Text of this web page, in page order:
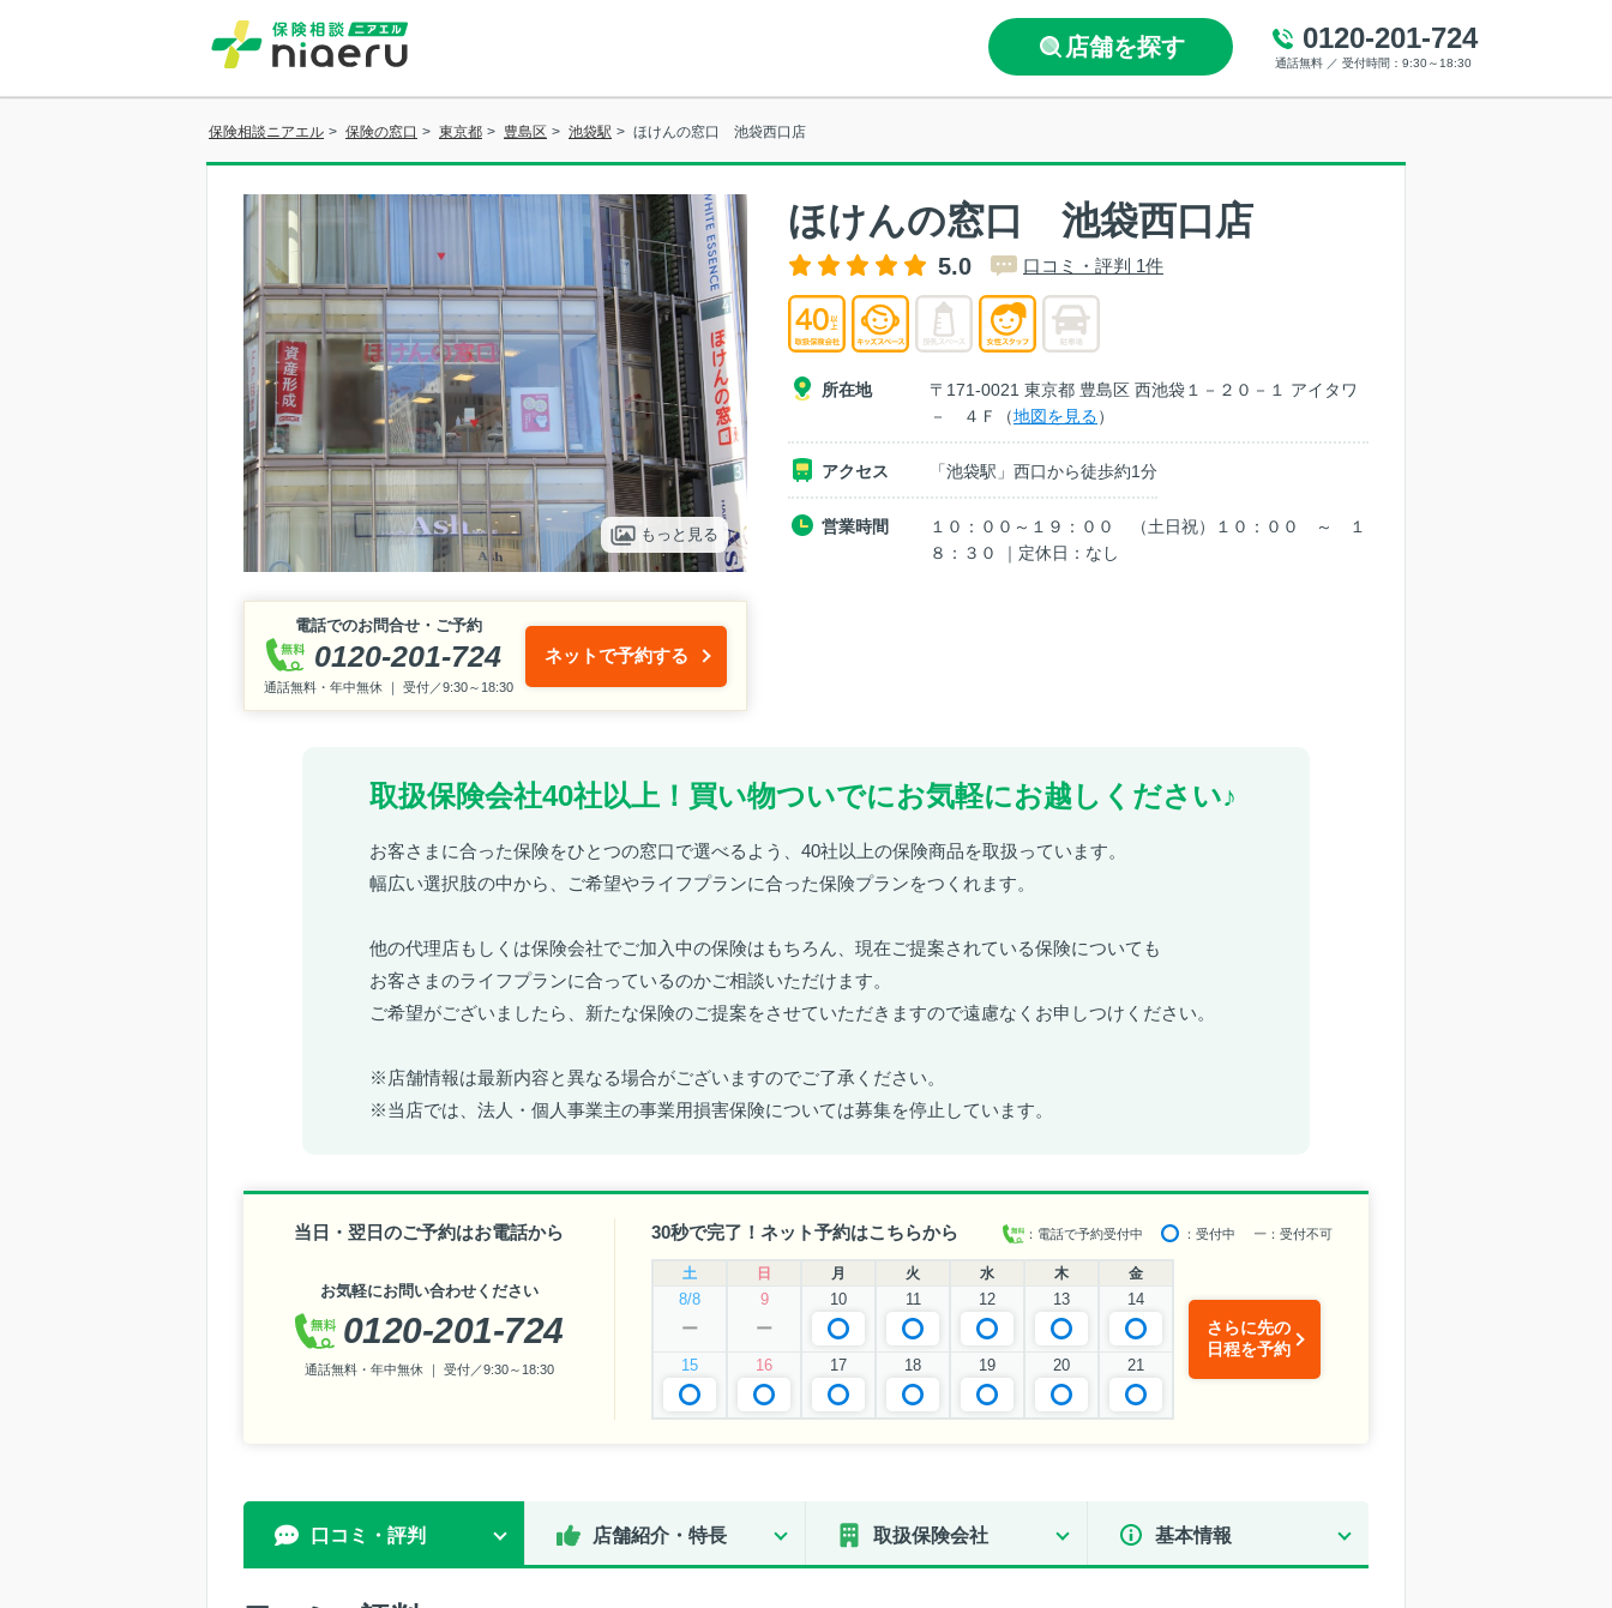
店舗を探す 0120-201-724
通話無料 ／ 受付時間：9:30～18:30
保険相談ニアエル > 保険の窓口 > 東京都 > 豊島区 > 池袋駅 > ほけんの窓口 池袋西口店
もっと見る
電話でのお問合せ・ご予約
0120-201-724
通話無料・年中無休 ｜ 受付／9:30～18:30
ネットで予約する
ほけんの窓口 池袋西口店
5.0 口コミ・評判 1件
所在地
〒171-0021 東京都 豊島区 西池袋１－２０－１ アイタワ
－ ４Ｆ（地図を見る）
アクセス 「池袋駅」西口から徒歩約1分
営業時間
１０：００～１９：００ （土日祝）１０：００ ～ １
８：３０ ｜定休日：なし
取扱保険会社40社以上！買い物ついでにお気軽にお越しください♪
お客さまに合った保険をひとつの窓口で選べるよう、40社以上の保険商品を取扱っています。
幅広い選択肢の中から、ご希望やライフプランに合った保険プランをつくれます。
他の代理店もしくは保険会社でご加入中の保険はもちろん、現在ご提案されている保険についても
お客さまのライフプランに合っているのかご相談いただけます。
ご希望がございましたら、新たな保険のご提案をさせていただきますので遠慮なくお申しつけください。
※店舗情報は最新内容と異なる場合がございますのでご了承ください。
※当店では、法人・個人事業主の事業用損害保険については募集を停止しています。
当日・翌日のご予約はお電話から
お気軽にお問い合わせください
0120-201-724
通話無料・年中無休 ｜ 受付／9:30～18:30
30秒で完了！ネット予約はこちらから ：電話で予約受付中 ：受付中 ー ：受付不可
土 日 月 火 水 木 金
8/8 9 10 11 12 13 14
ー ー
15 16 17 18 19 20 21
さらに先の
日程を予約
口コミ・評判 店舗紹介・特長 取扱保険会社 基本情報